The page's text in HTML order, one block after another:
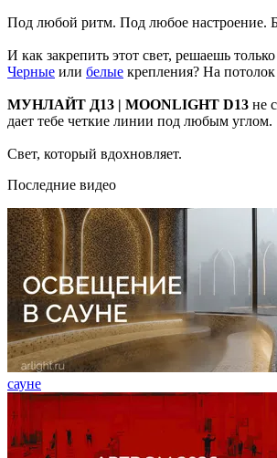
Под любой ритм. Под любое настроение.
И как закрепить этот свет, решаешь
Черные или белые крепления? На
МУНЛАЙТ Д13 | MOONLIGHT D13 не
дает тебе четкие линии под любым углом.
Свет, который вдохновляет.
Последние видео
сауне